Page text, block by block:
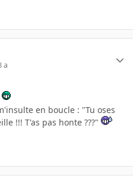
a
en boucle : "Tu oses
!!! T'as pas honte ???"